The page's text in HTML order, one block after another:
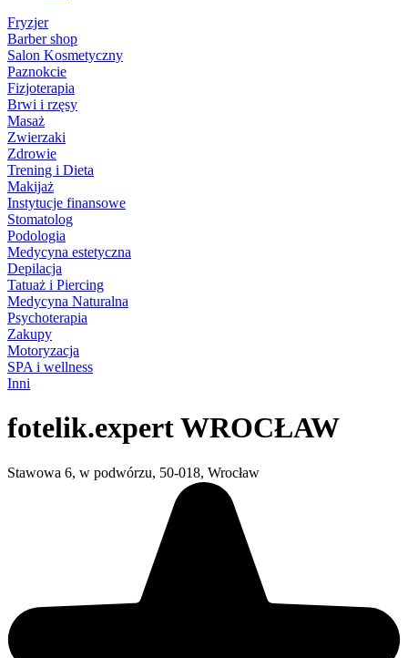
Fryzjer
Barber shop
Salon Kosmetyczny
Paznokcie
Fizjoterapia
Brwi i rzęsy
Masaż
Zwierzaki
Zdrowie
Trening i Dieta
Makijaż
Instytucje finansowe
Stomatolog
Podologia
Medycyna estetyczna
Depilacja
Tatuaż i Piercing
Medycyna Naturalna
Psychoterapia
Zakupy
Motoryzacja
SPA i wellness
Inni
fotelik.expert WROCŁAW
Stawowa 6, w podwórzu, 50-018, Wrocław